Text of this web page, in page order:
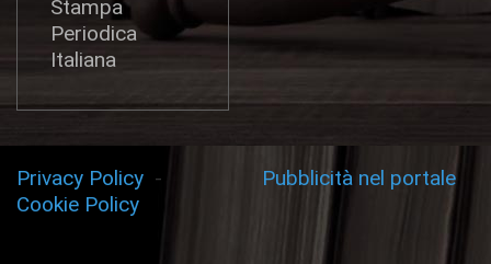
Stampa
Periodica
Italiana
Privacy Policy -
Cookie Policy
Pubblicità nel portale